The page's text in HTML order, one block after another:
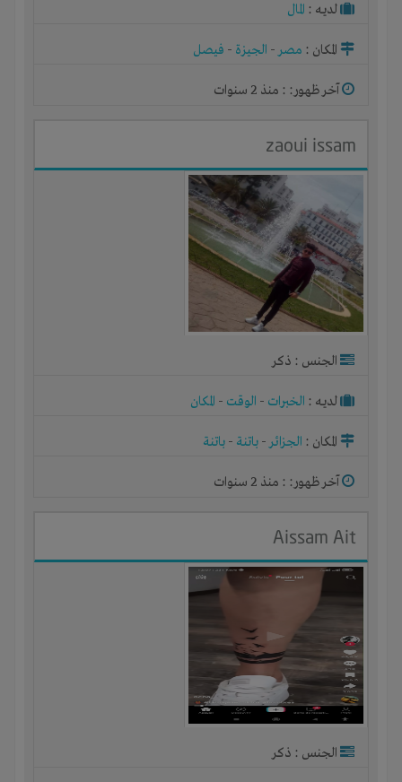
لديـه : المال
المكان : مصر- الجيزة - فيصل
آخر ظهور: : منذ 2 سنوات
zaoui issam
الجنس : ذكر
لديـه : الخبرات - الوقت - المكان
المكان : الجزائر- باتنة - باتنة
آخر ظهور: : منذ 2 سنوات
Aissam Ait
الجنس : ذكر